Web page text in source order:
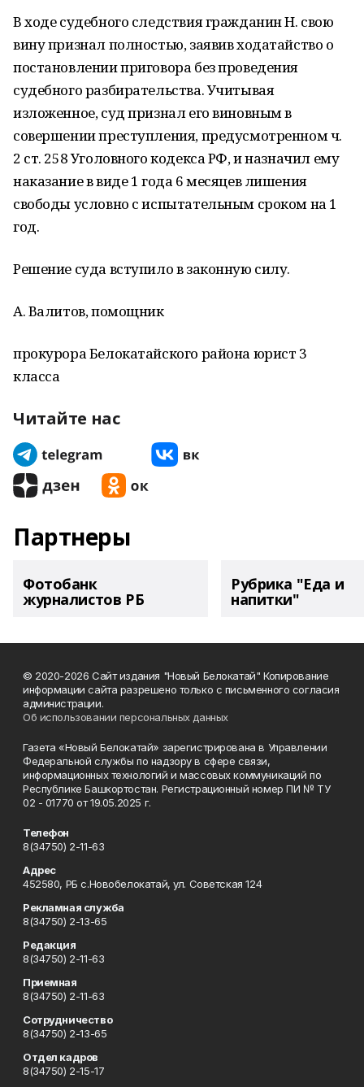
В ходе судебного следствия гражданин Н. свою
вину признал полностью, заявив ходатайство о
постановлении приговора без проведения
судебного разбирательства. Учитывая
изложенное, суд признал его виновным в
совершении преступления, предусмотренном ч.
2 ст. 258 Уголовного кодекса РФ, и назначил ему
наказание в виде 1 года 6 месяцев лишения
свободы условно с испытательным сроком на 1
год.
Решение суда вступило в законную силу.
А. Валитов, помощник
прокурора Белокатайского района юрист 3
класса
Читайте нас
Партнеры
Фотобанк
журналистов РБ
Рубрика "Еда и
напитки"
© 2020-2026 Сайт издания "Новый Белокатай" Копирование
информации сайта разрешено только с письменного согласия
администрации.
Об использовании персональных данных
Газета «Новый Белокатай» зарегистрирована в Управлении
Федеральной службы по надзору в сфере связи,
информационных технологий и массовых коммуникаций по
Республике Башкортостан. Регистрационный номер ПИ № ТУ
02 - 01770 от 19.05.2025 г.
Телефон
8(34750) 2-11-63
Адрес
452580, РБ с.Новобелокатай, ул. Советская 124
Рекламная служба
8(34750) 2-13-65
Редакция
8(34750) 2-11-63
Приемная
8(34750) 2-11-63
Сотрудничество
8(34750) 2-13-65
Отдел кадров
8(34750) 2-15-17